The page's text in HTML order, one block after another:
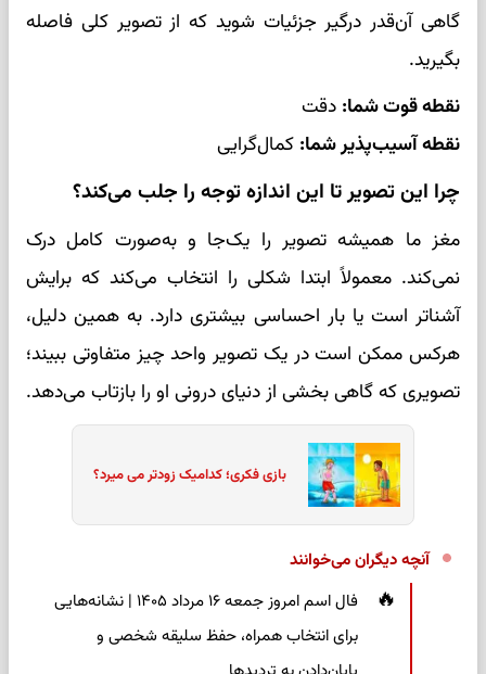
گاهی آن‌قدر درگیر جزئیات شوید که از تصویر کلی فاصله
بگیرید.
نقطه قوت شما: دقت
نقطه آسیب‌پذیر شما: کمال‌گرایی
چرا این تصویر تا این اندازه توجه را جلب می‌کند؟
مغز ما همیشه تصویر را یک‌جا و به‌صورت کامل درک
نمی‌کند. معمولاً ابتدا شکلی را انتخاب می‌کند که برایش
آشناتر است یا بار احساسی بیشتری دارد. به همین دلیل،
هرکس ممکن است در یک تصویر واحد چیز متفاوتی ببیند؛
تصویری که گاهی بخشی از دنیای درونی او را بازتاب می‌دهد.
بازی فکری؛ کدامیک زودتر می میرد؟
آنچه دیگران می‌خوانند
فال اسم امروز جمعه ۱۶ مرداد ۱۴۰۵ | نشانه‌هایی
برای انتخاب همراه، حفظ سلیقه شخصی و